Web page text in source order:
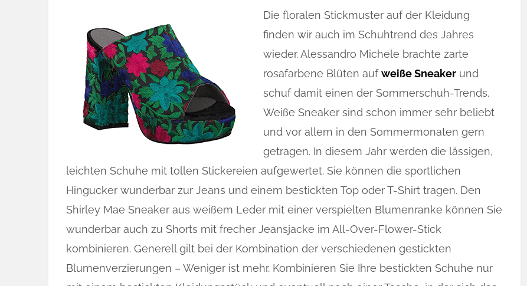
Die floralen Stickmuster auf der Kleidung
finden wir auch im Schuhtrend des Jahres
wieder. Alessandro Michele brachte zarte
rosafarbene Blüten aufweiße Sneaker und
schuf damit einen der Sommerschuh-Trends.
Weiße Sneaker sind schon immer sehr beliebt
und vor allem in den Sommermonaten gern
getragen. In diesem Jahr werden die lässigen,
leichten Schuhe mit tollen Stickereien aufgewertet. Sie können die sportlichen
Hingucker wunderbar zur Jeans und einem bestickten Top oder T-Shirt tragen. Den
Shirley Mae Sneaker aus weißem Leder mit einer verspielten Blumenranke können Sie
wunderbar auch zu Shorts mit frecher Jeansjacke im All-Over-Flower-Stick
kombinieren. Generell gilt bei der Kombination der verschiedenen gestickten
Blumenverzierungen – Weniger ist mehr. Kombinieren Sie Ihre bestickten Schuhe nur